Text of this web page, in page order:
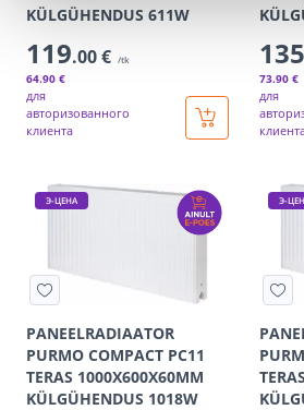
KÜLGÜHENDUS 611W
119.00 € /tk
64.90 €
для
авторизованного
клиента
135
73.90 €
для
Э-ЦЕНА
PANEELRADIAATOR
PURMO COMPACT PC11
TERAS 1000X600X60MM
KÜLGÜHENDUS 1018W
Э-